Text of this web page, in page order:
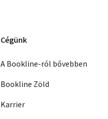
Cégünk
A Bookline-ról bővebben
Bookline Zöld
Karrier